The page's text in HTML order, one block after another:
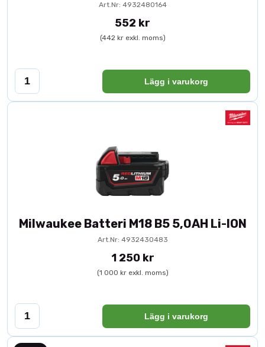
Art.Nr: 4932480164
552 kr
(442 kr exkl. moms)
Lägg i varukorg
Milwaukee Batteri M18 B5 5,0AH Li-ION
Art.Nr: 4932430483
1 250 kr
(1 000 kr exkl. moms)
Lägg i varukorg